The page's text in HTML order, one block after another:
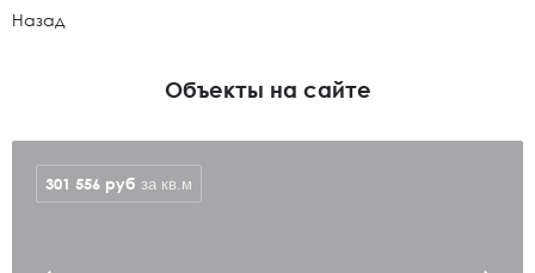
Назад
Объекты на сайте
301 556 руб за кв.м